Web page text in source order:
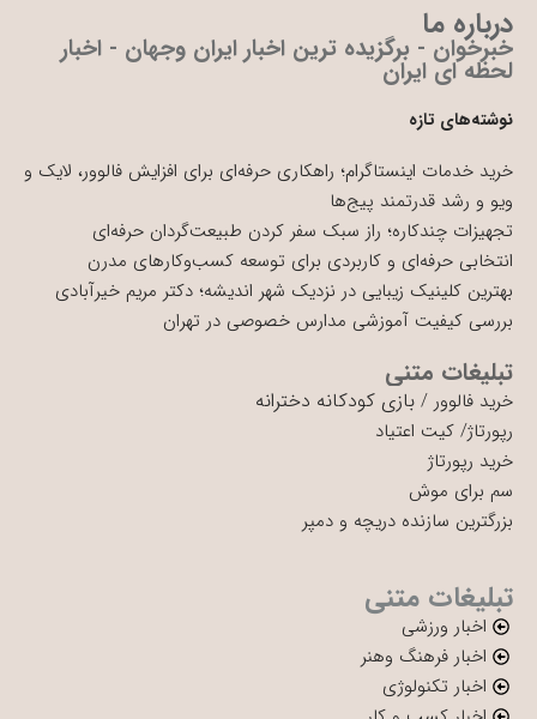
درباره ما
خبرخوان - برگزیده ترین اخبار ایران وجهان - اخبار
لحظه ای ایران
نوشته‌های تازه
خرید خدمات اینستاگرام؛ راهکاری حرفه‌ای برای افزایش فالوور، لایک و
ویو و رشد قدرتمند پیج‌ها
تجهیزات چندکاره؛ راز سبک سفر کردن طبیعت‌گردان حرفه‌ای
انتخابی حرفه‌ای و کاربردی برای توسعه کسب‌وکارهای مدرن
بهترین کلینیک زیبایی در نزدیک شهر اندیشه؛ دکتر مریم خیرآبادی
بررسی کیفیت آموزشی مدارس خصوصی در تهران
تبلیغات متنی
خرید فالوور / بازی کودکانه دخترانه
رپورتاژ/ کیت اعتیاد
خرید رپورتاژ
سم برای موش
بزرگترین سازنده دریچه و دمپر
تبلیغات متنی
اخبار ورزشی
اخبار فرهنگ وهنر
اخبار تکنولوژی